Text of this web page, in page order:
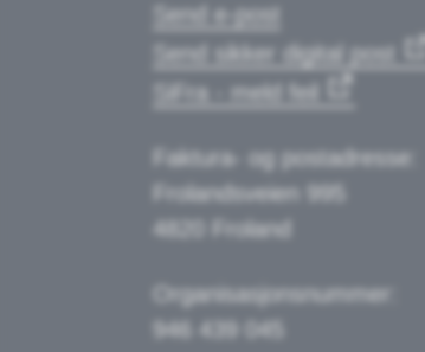
Send e-post
Send sikker digital post
SiFra - meld feil
Faktura- og postadresse:
Frolandsveien 995
4820 Froland
Organisasjonsnummer:
946 439 045